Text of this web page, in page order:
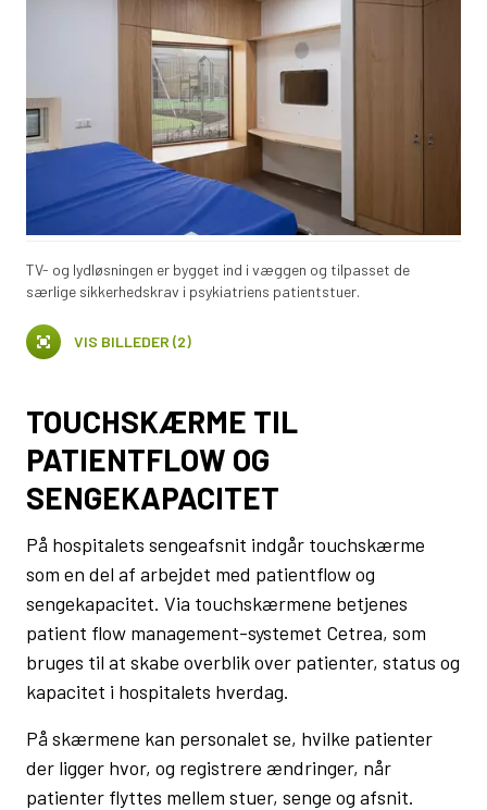
TV- og lydløsningen er bygget ind i væggen og tilpasset de
særlige sikkerhedskrav i psykiatriens patientstuer.
VIS BILLEDER (2)
TOUCHSKÆRME TIL
PATIENTFLOW OG
SENGEKAPACITET
På hospitalets sengeafsnit indgår touchskærme
som en del af arbejdet med patientflow og
sengekapacitet. Via touchskærmene betjenes
patient flow management-systemet Cetrea, som
bruges til at skabe overblik over patienter, status og
kapacitet i hospitalets hverdag.
På skærmene kan personalet se, hvilke patienter
der ligger hvor, og registrere ændringer, når
patienter flyttes mellem stuer, senge og afsnit.